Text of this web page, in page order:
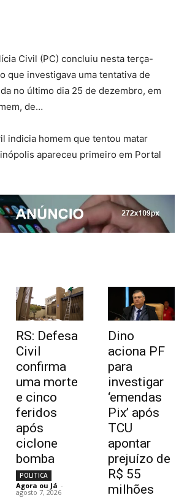
Civil (PC) concluiu nesta terça-
que investigava uma tentativa de
no último dia 25 de dezembro, em
de…
indicia homem que tentou matar
apareceu primeiro em Portal
RS: Defesa
Civil
confirma
uma morte
e cinco
feridos
após
ciclone
bomba
POLITICA
Agora ou Já -
agosto 7, 2026
Dino
aciona PF
para
investigar
‘emendas
Pix’ após
TCU
apontar
prejuízo de
R$ 55
milhões